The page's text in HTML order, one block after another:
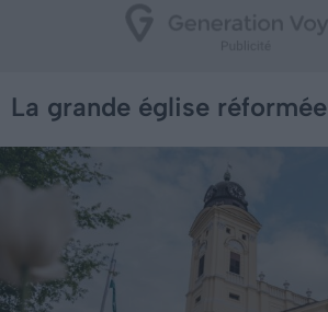
La grande église réformée